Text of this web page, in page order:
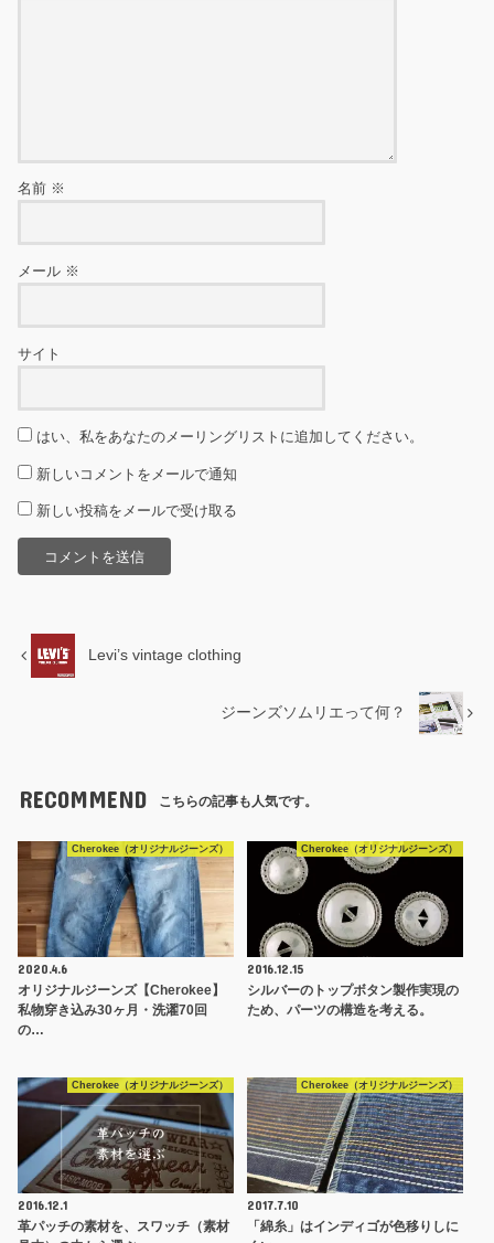
名前 ※
メール ※
サイト
はい、私をあなたのメーリングリストに追加してください。
新しいコメントをメールで通知
新しい投稿をメールで受け取る
Levi’s vintage clothing
ジーンズソムリエって何？
RECOMMEND こちらの記事も人気です。
Cherokee（オリジナルジーンズ）
2020.4.6
オリジナルジーンズ【Cherokee】
私物穿き込み30ヶ月・洗濯70回
の…
Cherokee（オリジナルジーンズ）
2016.12.15
シルバーのトップボタン製作実現の
ため、パーツの構造を考える。
Cherokee（オリジナルジーンズ）
2016.12.1
革パッチの素材を、スワッチ（素材
Cherokee（オリジナルジーンズ）
2017.7.10
「綿糸」はインディゴが色移りしに